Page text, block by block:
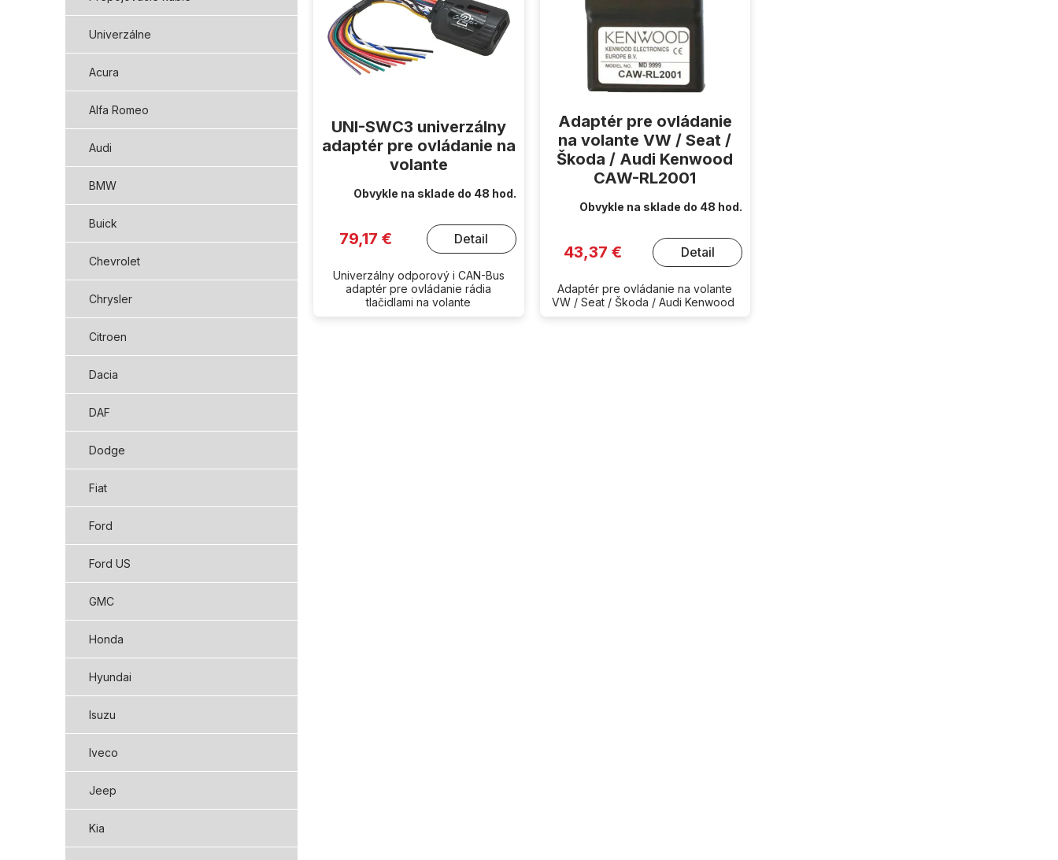
Univerzálne
Acura
Alfa Romeo
Audi
BMW
Buick
Chevrolet
Chrysler
Citroen
Dacia
DAF
Dodge
Fiat
Ford
Ford US
GMC
Honda
Hyundai
Isuzu
Iveco
Jeep
Kia
UNI-SWC3 univerzálny
adaptér pre ovládanie na
volante
Obvykle na sklade do 48 hod.
79,17 € Detail
Univerzálny odporový i CAN-Bus
adaptér pre ovládanie rádia
tlačidlami na volante
Adaptér pre ovládanie
na volante VW / Seat /
Škoda / Audi Kenwood
CAW-RL2001
Obvykle na sklade do 48 hod.
43,37 € Detail
Adaptér pre ovládanie na volante
VW / Seat / Škoda / Audi Kenwood